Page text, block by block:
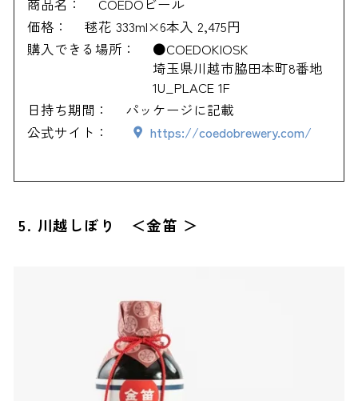
価格：
毬花 333ml×6本入 2,475円
購入できる場所：
●COEDOKIOSK
埼玉県川越市脇田本町8番地
1U_PLACE 1F
日持ち期間：
パッケージに記載
公式サイト：
https://coedobrewery.com/
5. 川越しぼり ＜金笛 ＞